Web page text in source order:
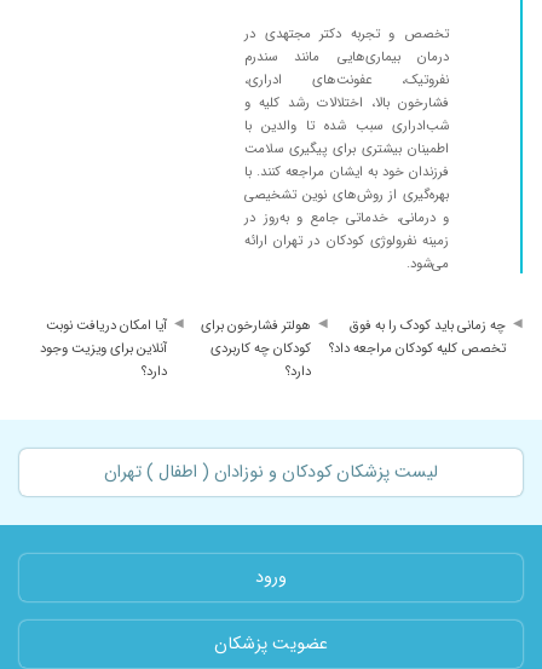
تخصص و تجربه دکتر مجتهدی در
درمان بیماری‌هایی مانند سندرم
نفروتیک، عفونت‌های ادراری،
فشارخون بالا، اختلالات رشد کلیه و
شب‌ادراری سبب شده تا والدین با
اطمینان بیشتری برای پیگیری سلامت
فرزندان خود به ایشان مراجعه کنند. با
بهره‌گیری از روش‌های نوین تشخیصی
و درمانی، خدماتی جامع و به‌روز در
زمینه نفرولوژی کودکان در تهران ارائه
می‌شود.
چه زمانی باید کودک را به فوق
تخصص کلیه کودکان مراجعه داد؟
هولتر فشارخون برای
کودکان چه کاربردی
دارد؟
آیا امکان دریافت نوبت
آنلاین برای ویزیت وجود
دارد؟
لیست پزشکان کودکان و نوزادان ( اطفال ) تهران
ورود
عضویت پزشکان